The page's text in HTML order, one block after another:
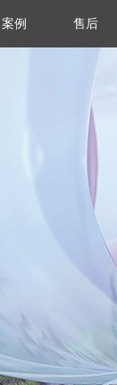
案例 售后